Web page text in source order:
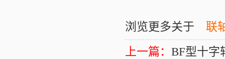
浏览更多关于 联
上一篇： BF型十字